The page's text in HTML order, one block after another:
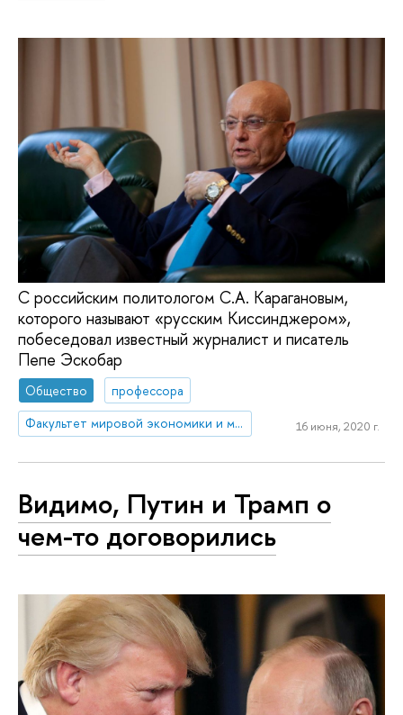
С российским политологом С.А. Карагановым,
которого называют «русским Киссинджером»,
побеседовал известный журналист и писатель
Пепе Эскобар
Общество
профессора
Факультет мировой экономики и мировой политики
16 июня, 2020 г.
Видимо, Путин и Трамп о
чем-то договорились